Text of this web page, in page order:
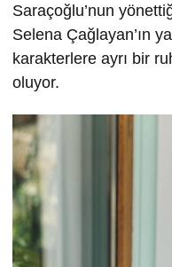
Saraçoğlu’nun
Selena Çağlayan’ın
karakterlere ayrı bir
oluyor.